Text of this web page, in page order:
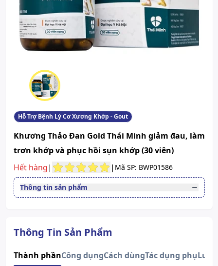
Hỗ Trợ Bệnh Lý Cơ Xương Khớp - Gout
Khương Thảo Đan Gold Thái Minh giảm đau, làm
trơn khớp và phục hồi sụn khớp (30 viên)
Hết hàng| | Mã SP: BWP01586
Thông tin sản phẩm
Dạng bào chế
Viên nang cứng
hóa đốt sống, vôi hóa cột sống,
thoát vị đĩa đệm, gai đốt sống.
Thông Tin Sản Phẩm
Thành phầnCông dụngCách dùngTác dụng phụLưu